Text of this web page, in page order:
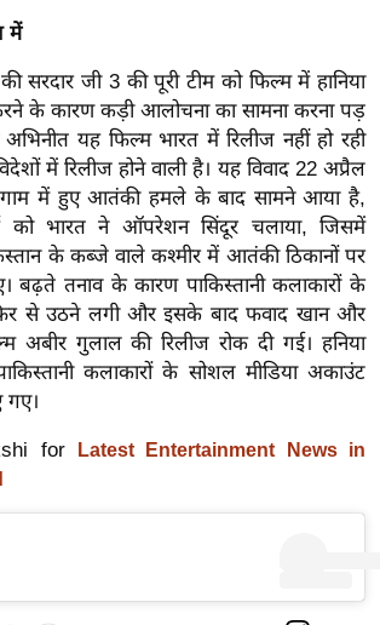
में
सरदार जी 3 की पूरी टीम को फिल्म में हानिया
के कारण कड़ी आलोचना का सामना करना पड़
अभिनीत यह फिल्म भारत में रिलीज नहीं हो रही
में रिलीज होने वाली है। यह विवाद 22 अप्रैल
में हुए आतंकी हमले के बाद सामने आया है,
भारत ने ऑपरेशन सिंदूर चलाया, जिसमें
के कब्जे वाले कश्मीर में आतंकी ठिकानों पर
बढ़ते तनाव के कारण पाकिस्तानी कलाकारों के
से उठने लगी और इसके बाद फवाद खान और
अबीर गुलाल की रिलीज रोक दी गई। हनिया
कलाकारों के सोशल मीडिया अकाउंट
गए।
for
Latest Entertainment News in